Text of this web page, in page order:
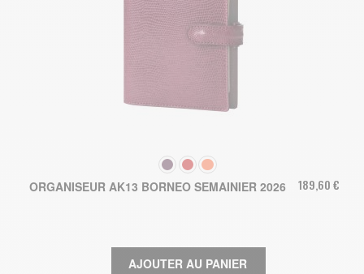
COULEUR
ORGANISEUR AK13 BORNEO SEMAINIER 2026 189,60 €
AJOUTER AU PANIER